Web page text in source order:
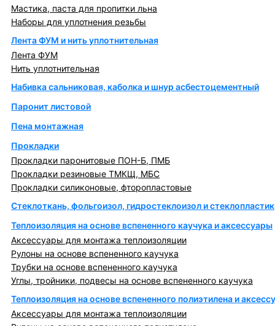
Мастика, паста для пропитки льна
Наборы для уплотнения резьбы
Лента ФУМ и нить уплотнительная
Лента ФУМ
Нить уплотнительная
Набивка сальниковая, каболка и шнур асбестоцементный
Паронит листовой
Пена монтажная
Прокладки
Прокладки паронитовые ПОН-Б, ПМБ
Прокладки резиновые ТМКЩ, МБС
Прокладки силиконовые, фторопластовые
Стеклоткань, фольгоизол, гидростеклоизол и стеклопластик
Теплоизоляция на основе вспененного каучука и аксессуары
Аксессуары для монтажа теплоизоляции
Рулоны на основе вспененного каучука
Трубки на основе вспененного каучука
Углы, тройники, подвесы на основе вспененного каучука
Теплоизоляция на основе вспененного полиэтилена и
Аксессуары для монтажа теплоизоляции